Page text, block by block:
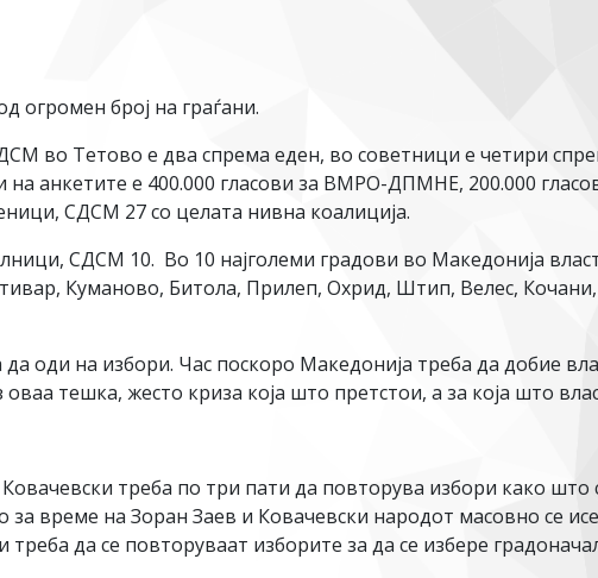
огромен број на граѓани.
во Тетово е два спрема еден, во советници е четири
на анкетите е 400.000 гласови за ВМРО-ДПМНЕ, 200.000
СДСМ 27 со целата нивна коалиција.
СДСМ 10. Во 10 најголеми градови во Македонија
Куманово, Битола, Прилеп, Охрид, Штип, Велес,
оди на избори. Час поскоро Македонија треба да добие
тешка, жесто криза која што претстои, а за која што
треба по три пати да повторува избори како
време на Зоран Заев и Ковачевски народот масовно се
да се повторуваат изборите за да се избере